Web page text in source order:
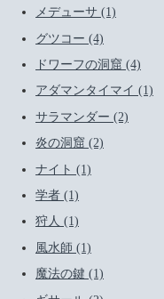
メデューサ (1)
グツコー (4)
ドワーフの洞窟 (4)
アダマンタイマイ (1)
サラマンダー (2)
炎の洞窟 (2)
ナイト (1)
学者 (1)
狩人 (1)
風水師 (1)
魔法の鍵 (1)